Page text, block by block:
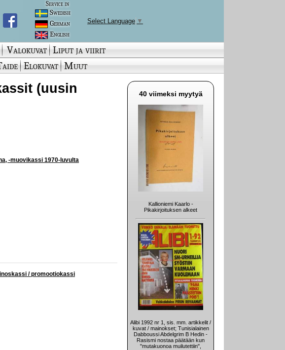
Service in
Swedish
German
English
Select Language ▼
Valokuvat Liput ja viirit
Elokuvat Muut
(uusin
-muovikassi 1970-luvulta
/ promootiokassi
40 viimeksi myytyä
Kallioniemi Kaarlo -
Pikakirjoituksen alkeet
Alibi 1992 nr 1, sis. mm. artikkelit /
kuvat / mainokset; Tunisialainen
Dabboussi Abdelgrim B Hedin -
Rasismi nostaa päätään kun
"mutakuonoa muilutettiin",